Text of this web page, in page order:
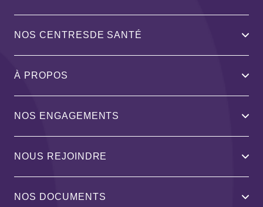
NOS CENTRESDE SANTÉ
À PROPOS
NOS ENGAGEMENTS
NOUS REJOINDRE
NOS DOCUMENTS